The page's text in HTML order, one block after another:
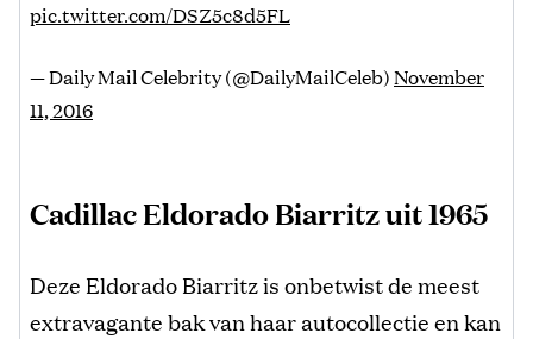
pic.twitter.com/DSZ5c8d5FL
— Daily Mail Celebrity (@DailyMailCeleb)November
11, 2016
Cadillac Eldorado Biarritz uit 1965
Deze Eldorado Biarritz is onbetwist de meest
extravagante bak van haar autocollectie en kan